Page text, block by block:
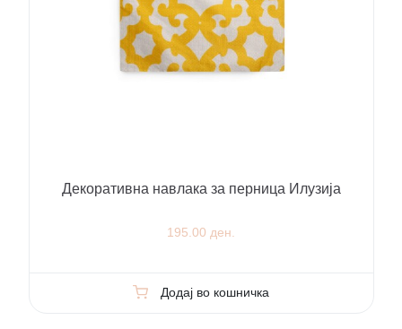
Декоративна навлака за перница Илузија
195.00 ден.
Додај во кошничка